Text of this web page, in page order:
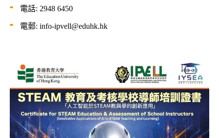
電話: 2948 6450
電郵: info-ipvell@eduhk.hk